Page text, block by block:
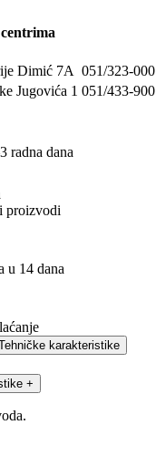
Dimić 7A 051/323-000
Jugovića 1 051/433-900
radna dana
proizvodi
u 14 dana
karakteristike
+